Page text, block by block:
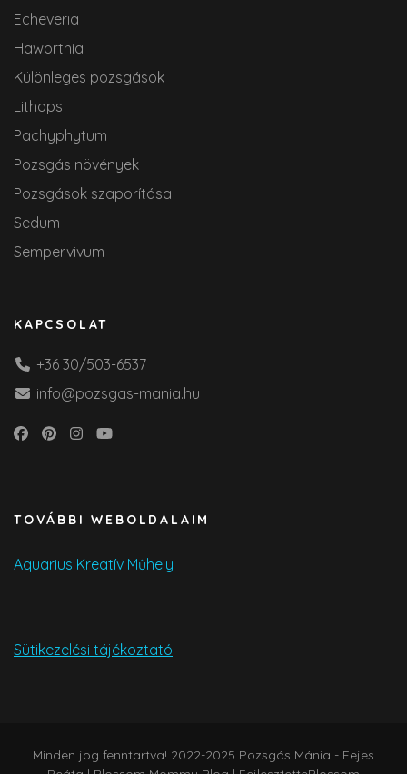
Echeveria
Haworthia
Különleges pozsgások
Lithops
Pachyphytum
Pozsgás növények
Pozsgások szaporítása
Sedum
Sempervivum
KAPCSOLAT
+36 30/503-6537
info@pozsgas-mania.hu
TOVÁBBI WEBOLDALAIM
Aquarius Kreatív Műhely
Sütikezelési tájékoztató
Minden jog fenntartva! 2022-2025 Pozsgás Mánia - Fejes